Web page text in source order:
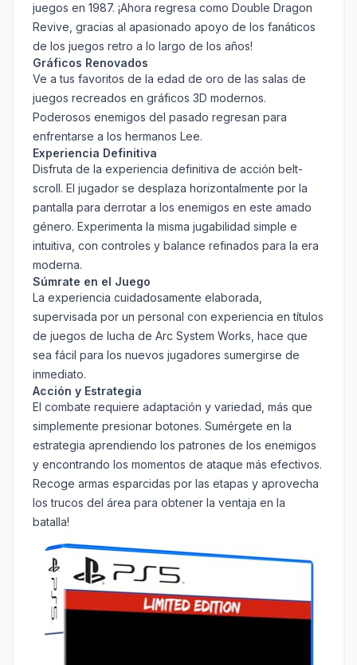
juegos en 1987. ¡Ahora regresa como Double Dragon
Revive, gracias al apasionado apoyo de los fanáticos
de los juegos retro a lo largo de los años!
Gráficos Renovados
Ve a tus favoritos de la edad de oro de las salas de
juegos recreados en gráficos 3D modernos.
Poderosos enemigos del pasado regresan para
enfrentarse a los hermanos Lee.
Experiencia Definitiva
Disfruta de la experiencia definitiva de acción belt-
scroll. El jugador se desplaza horizontalmente por la
pantalla para derrotar a los enemigos en este amado
género. Experimenta la misma jugabilidad simple e
intuitiva, con controles y balance refinados para la era
moderna.
Súmrate en el Juego
La experiencia cuidadosamente elaborada,
supervisada por un personal con experiencia en títulos
de juegos de lucha de Arc System Works, hace que
sea fácil para los nuevos jugadores sumergirse de
inmediato.
Acción y Estrategia
El combate requiere adaptación y variedad, más que
simplemente presionar botones. Sumérgete en la
estrategia aprendiendo los patrones de los enemigos
y encontrando los momentos de ataque más efectivos.
Recoge armas esparcidas por las etapas y aprovecha
los trucos del área para obtener la ventaja en la
batalla!